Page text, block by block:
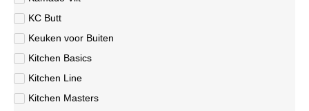
KC Butt
Keuken voor Buiten
Kitchen Basics
Kitchen Line
Kitchen Masters